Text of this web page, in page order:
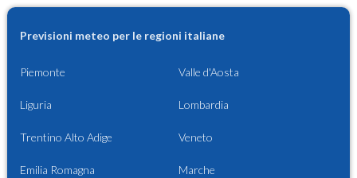
Previsioni meteo per le regioni italiane
Piemonte Valle d'Aosta
Liguria Lombardia
Trentino Alto Adige Veneto
Emilia Romagna Marche